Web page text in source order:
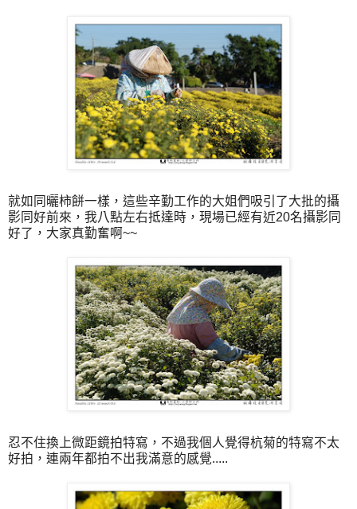
就如同曬柿餅一樣，這些辛勤工作的大姐們吸引了大批的攝
影同好前來，我八點左右抵達時，現場已經有近20名攝影同
好了，大家真勤奮啊~~
忍不住換上微距鏡拍特寫，不過我個人覺得杭菊的特寫不太
好拍，連兩年都拍不出我滿意的感覺.....